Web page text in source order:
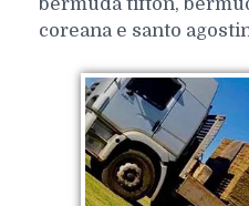
coreana e santo